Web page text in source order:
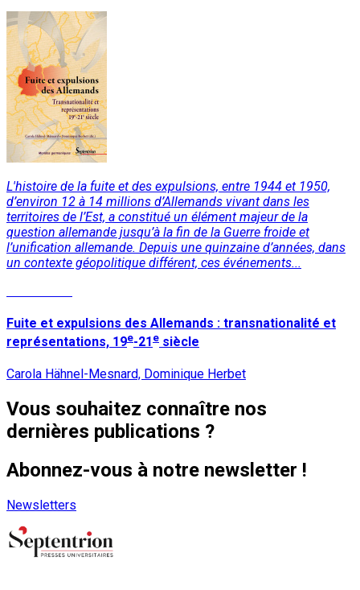
L'histoire de la fuite et des expulsions, entre 1944 et 1950,
d’environ 12 à 14 millions d’Allemands vivant dans les
territoires de l’Est, a constitué un élément majeur de la
question allemande jusqu’à la fin de la Guerre froide et
l’unification allemande. Depuis une quinzaine d’années, dans
un contexte géopolitique différent, ces événements...
Fuite et expulsions des Allemands : transnationalité et
représentations, 19e-21 e siècle
Carola Hähnel-Mesnard, Dominique Herbet
Vous souhaitez connaître nos
dernières publications ?
Abonnez-vous à notre newsletter !
Newsletters